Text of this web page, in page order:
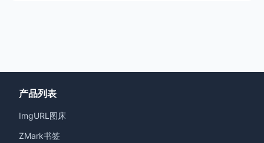
产品列表
ImgURL图床
ZMark书签